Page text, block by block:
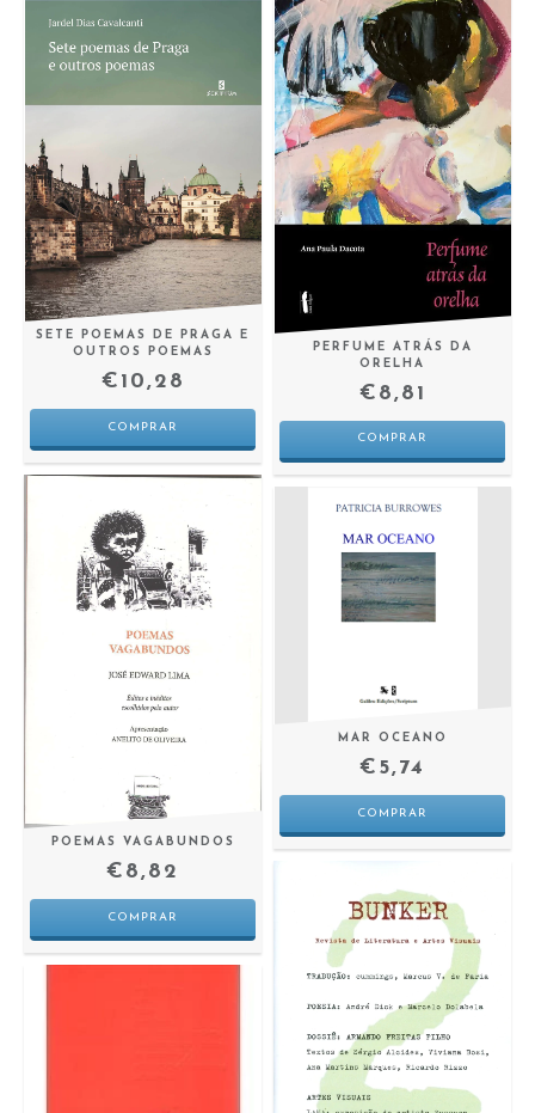
SETE POEMAS DE PRAGA E
OUTROS POEMAS
€10,28
PERFUME ATRÁS DA
ORELHA
€8,81
POEMAS VAGABUNDOS
€8,82
MAR OCEANO
€5,74